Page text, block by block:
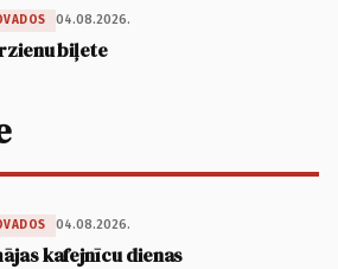
04.08.2026.
biļete
04.08.2026.
kafejnīcu dienas